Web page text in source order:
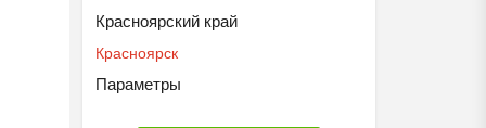
Красноярский край
Красноярск
Параметры